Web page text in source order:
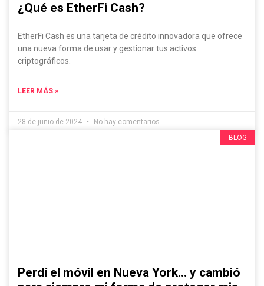
¿Qué es EtherFi Cash?
EtherFi Cash es una tarjeta de crédito innovadora que ofrece
una nueva forma de usar y gestionar tus activos
criptográficos.
LEER MÁS »
28 de junio de 2024 No hay comentarios
Evádelo Si Puedes, ¡Contenido IRRESISTIBLE!BLOG
Perdí el móvil en Nueva York… y cambió